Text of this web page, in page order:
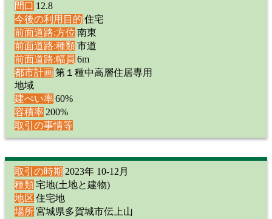
間口 12.8
今後の利用目的 住宅
前面道路:方位 南東
前面道路:種類 市道
前面道路:幅員 6m
都市計画 第１種中高層住居専用
地域
建ぺい率60%
容積率200%
取引の事情等
取引の時期 2023年 10-12月
種類 宅地(土地と建物)
地区 住宅地
場所宮城県多賀城市伝上山